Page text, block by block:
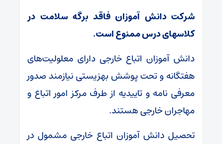
شرکت دانش آموزان فاقد برگه سلامت در
کلاسهای درس ممنوع است.
دانش آموزان اتباع خارجی دارای معلولیت‌های
هفتگانه و تحت پوشش بهزیستی نیازمند صدور
معرفی نامه و تاییدیه از طرف مرکز امور اتباع و
مهاجران خارجی هستند.
تحصیل دانش آموزان اتباع خارجی مشمول در